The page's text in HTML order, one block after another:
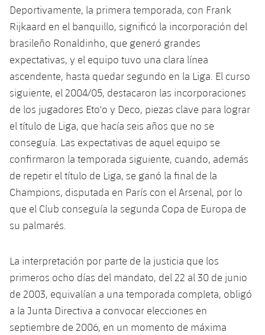
Clasificaciones
Jugadores
Fotos
Historia
Palmarés
Jugadores
Junior
Juvenil
Infantil
Alevín
PLUSICON
MÁS
Información general
plusicon
más
Noticias
Atletismo
plusicon
más
Actualidad
Masculino
Femenino
Agenda
Baloncesto en silla de ruedas
plusicon
más
Actualidad
Jugadores
Calendario
Resultados
Hockey sobre hielo
plusicon
más
Actualidad
Jugadores
Calendario
Clasificaciones
Hockey hierba
plusicon
más
Noticias
Hockey Hierba Masculino
Patinaje artístico
plusicon
más
Actualidad
Plantilla
Agenda
Escuela de Patinaje
Rugby
plusicon
más
Actualidad
Jugadores
Voleibol
plusicon
más
Noticias
Apúntate a las amateurs
plusicon
más
Deportivamente, la primera temporada, con Frank
Rijkaard en el banquillo, significó la incorporación del
brasileño Ronaldinho, que generó grandes
expectativas, y el equipo tuvo una clara línea
ascendente, hasta quedar segundo en la Liga. El curso
siguiente, el 2004/05, destacaron las incorporaciones
de los jugadores Eto'o y Deco, piezas clave para lograr
el título de Liga, que hacía seis años que no se
conseguía. Las expectativas de aquel equipo se
confirmaron la temporada siguiente, cuando, además
de repetir el título de Liga, se ganó la final de la
Champions, disputada en París con el Arsenal, por lo
que el Club conseguía la segunda Copa de Europa de
su palmarés.
La interpretación por parte de la justicia que los
primeros ocho días del mandato, del 22 al 30 de junio
de 2003, equivalían a una temporada completa, obligó
a la Junta Directiva a convocar elecciones en
septiembre de 2006, en un momento de máxima